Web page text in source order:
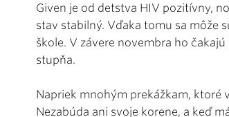
Given je od detstva HIV pozitívny,
stav stabilný. Vďaka tomu sa môže
škole. V závere novembra ho
stupňa.
Napriek mnohým prekážkam,
Nezabúda ani svoje korene, a keď